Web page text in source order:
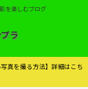
を楽しむブログ
ラ
真を撮る方法】詳細はこち